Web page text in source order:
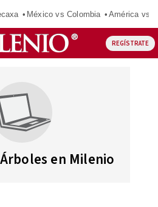
México vs Colombia América vs
REGÍSTRATE
en Milenio